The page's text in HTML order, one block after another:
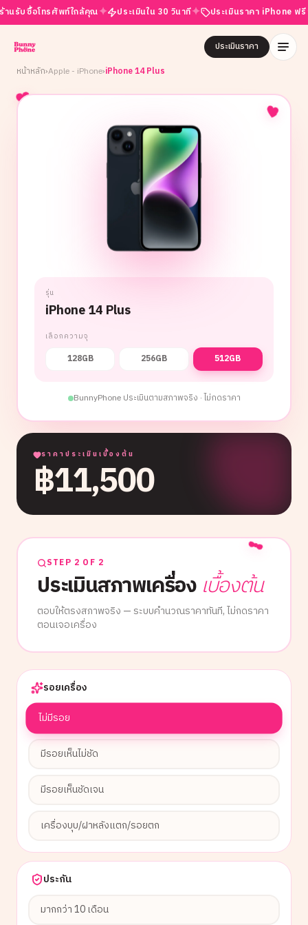
ซื้อโทรศัพท์ใกล้คุณ✦ ประเมินใน 30 วินาที ✦ ประเมินราคา iPhone ฟรี✦
ประเมินราคา
หน้าหลัก›Apple - iPhone›iPhone 14 Plus
รุ่น
iPhone 14 Plus
เลือกความจุ
128GB 256GB 512GB
BunnyPhone ประเมินตามสภาพจริง · ไม่กดราคา
ราคาประเมินเบื้องต้น
฿11,500
STEP 2 OF 2
ประเมินสภาพเครื่อง เบื้องต้น
ตอบให้ตรงสภาพจริง — ระบบคำนวณราคาทันที, ไม่กดราคา
ตอนเจอเครื่อง
รอยเครื่อง
ไม่มีรอย
มีรอยเห็นไม่ชัด
มีรอยเห็นชัดเจน
เครื่องบุบ/ฝาหลังแตก/รอยตก
ประกัน
มากกว่า 10 เดือน